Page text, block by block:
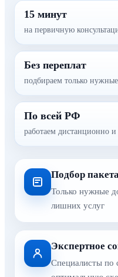
15 минут
на первичную
Без переплат
подбираем только
По всей РФ
работаем дистанционно и
Подбор
Только нужные
лишних услуг
Экспертное
Специалисты по